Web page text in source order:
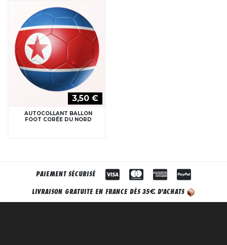
3,50 €
AUTOCOLLANT BALLON
FOOT CORÉE DU NORD
PAIEMENT SÉCURISÉ
LIVRAISON GRATUITE EN FRANCE DÈS 35€ D'ACHATS